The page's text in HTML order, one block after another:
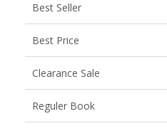
Best Seller
Best Price
Clearance Sale
Reguler Book